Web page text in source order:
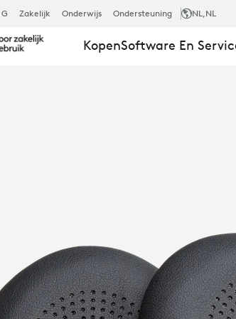
Zakelijk Onderwijs Ondersteuning NL,NL
KopenSoftware En